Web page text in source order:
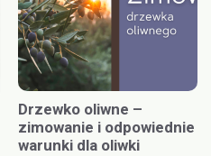
Drzewko oliwne –
zimowanie i odpowiednie
warunki dla oliwki